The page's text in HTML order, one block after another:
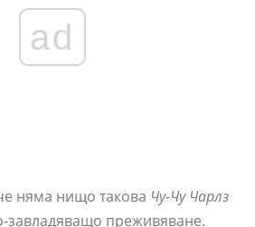
ad
няма нищо такова Чу-Чу Чарлз
преживяване.